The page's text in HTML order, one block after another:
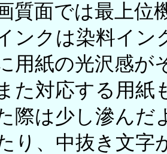
質面では最上位
ンクは染料イン
用紙の光沢感が
た対応する用紙
際は少し滲んだ
り、中抜き文字